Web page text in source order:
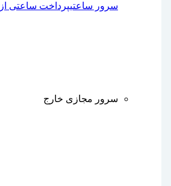
سرور ساعتیپرداخت ساعتی از
سرور مجازی خارج